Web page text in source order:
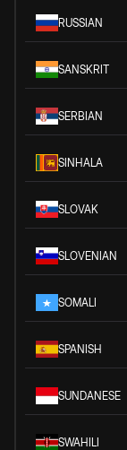
RUSSIAN
SANSKRIT
SERBIAN
SINHALA
SLOVAK
SLOVENIAN
SOMALI
SPANISH
SUNDANESE
SWAHILI